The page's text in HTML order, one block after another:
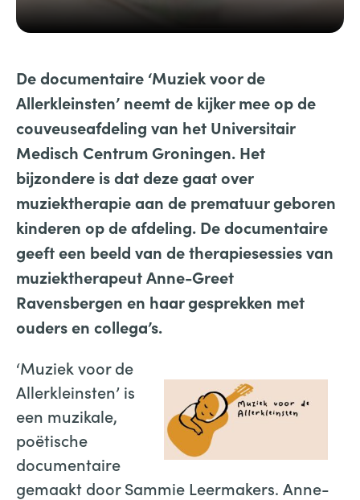
De documentaire ‘Muziek voor de
Allerkleinsten’ neemt de kijker mee op de
couveuseafdeling van het Universitair
Medisch Centrum Groningen. Het
bijzondere is dat deze gaat over
muziektherapie aan de prematuur geboren
kinderen op de afdeling. De documentaire
geeft een beeld van de therapiesessies van
muziektherapeut Anne-Greet
Ravensbergen en haar gesprekken met
ouders en collega’s.
‘Muziek voor de
Allerkleinsten’ is
een muzikale,
poëtische
documentaire
gemaakt door Sammie Leermakers. Anne-